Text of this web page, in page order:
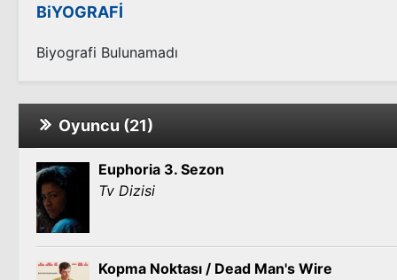
BiYOGRAFİ
Biyografi Bulunamadı
Oyuncu (21)
Euphoria 3. Sezon
Tv Dizisi
Kopma Noktası / Dead Man's Wire